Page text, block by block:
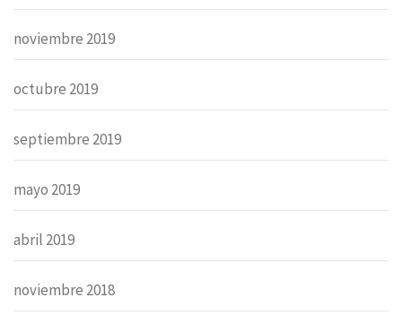
noviembre 2019
octubre 2019
septiembre 2019
mayo 2019
abril 2019
noviembre 2018